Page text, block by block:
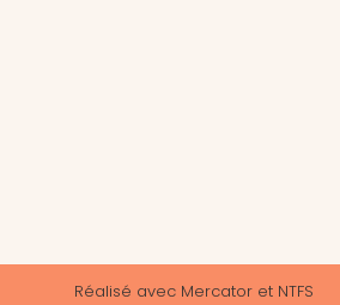
Réalisé avec Mercator et NTFS